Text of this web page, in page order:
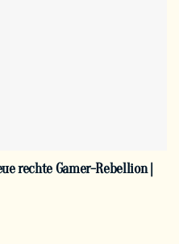
rechte Gamer-Rebellion |